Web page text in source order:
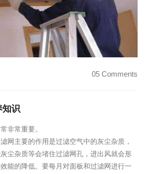
05 Comments
知识
非常重要。
网主要的作用是过滤空气中的灰尘杂质，
尘杂质等会堵住过滤网孔，进出风就会形
能的降低。要每月对面板和过滤网进行一